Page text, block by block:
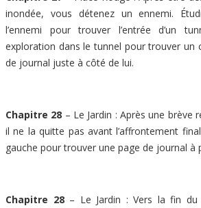
inondée, vous détenez un ennemi.
l’ennemi pour trouver l’entrée d’un
exploration dans le tunnel pour trouver un
de journal juste à côté de lui.
Chapitre 28 – Le Jardin : Après une brève
il ne la quitte pas avant l’affrontement
gauche pour trouver une page de journal à
Chapitre 28– Le Jardin : Vers la fin du